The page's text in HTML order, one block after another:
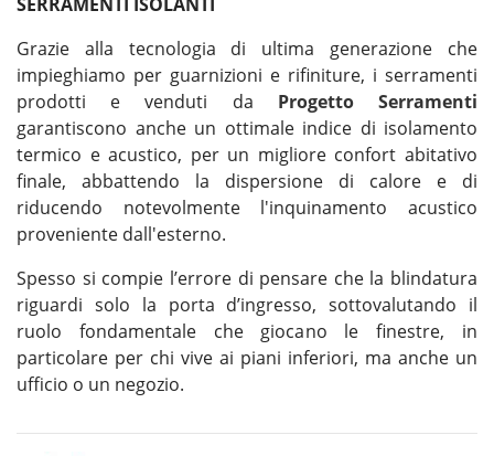
Grazie alla tecnologia di ultima generazione che
impieghiamo per guarnizioni e rifiniture, i serramenti
prodotti e venduti da Progetto Serramenti
garantiscono anche un ottimale indice di isolamento
termico e acustico, per un migliore confort abitativo
finale, abbattendo la dispersione di calore e di
riducendo notevolmente l'inquinamento acustico
proveniente dall'esterno.
Spesso si compie l’errore di pensare che la blindatura
riguardi solo la porta d’ingresso, sottovalutando il
ruolo fondamentale che giocano le finestre, in
particolare per chi vive ai piani inferiori, ma anche un
ufficio o un negozio.